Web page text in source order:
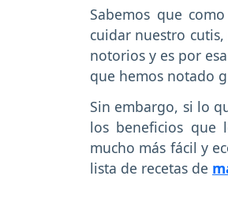
Sabemos que
cuidar nuestro
notorios y es por
que hemos notado
Sin embargo, si lo
los beneficios que
mucho más fácil y
lista de recetas de